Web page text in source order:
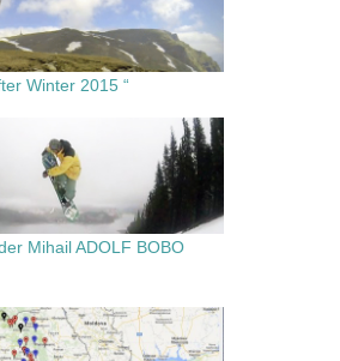
Winter 2015 “
Mihail ADOLF BOBO